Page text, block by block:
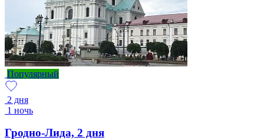
Популярный
2 дня
1 ночь
Гродно-Лида, 2 дня